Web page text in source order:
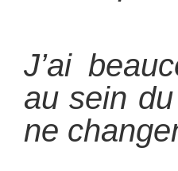
J’ai
au sein
ne